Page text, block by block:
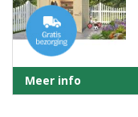
Meer info